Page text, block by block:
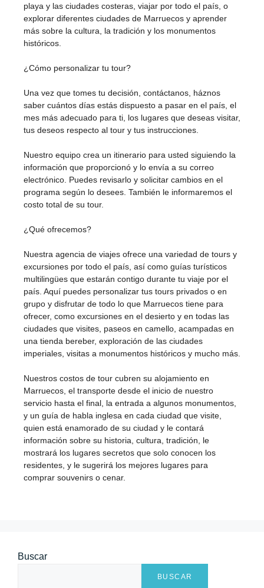
playa y las ciudades costeras, viajar por todo el país, o
explorar diferentes ciudades de Marruecos y aprender
más sobre la cultura, la tradición y los monumentos
históricos.
¿Cómo personalizar tu tour?
Una vez que tomes tu decisión, contáctanos, háznos
saber cuántos días estás dispuesto a pasar en el país, el
mes más adecuado para ti, los lugares que deseas visitar,
tus deseos respecto al tour y tus instrucciones.
Nuestro equipo crea un itinerario para usted siguiendo la
información que proporcionó y lo envía a su correo
electrónico. Puedes revisarlo y solicitar cambios en el
programa según lo desees. También le informaremos el
costo total de su tour.
¿Qué ofrecemos?
Nuestra agencia de viajes ofrece una variedad de tours y
excursiones por todo el país, así como guías turísticos
multilingües que estarán contigo durante tu viaje por el
país. Aquí puedes personalizar tus tours privados o en
grupo y disfrutar de todo lo que Marruecos tiene para
ofrecer, como excursiones en el desierto y en todas las
ciudades que visites, paseos en camello, acampadas en
una tienda bereber, exploración de las ciudades
imperiales, visitas a monumentos históricos y mucho más.
Nuestros costos de tour cubren su alojamiento en
Marruecos, el transporte desde el inicio de nuestro
servicio hasta el final, la entrada a algunos monumentos,
y un guía de habla inglesa en cada ciudad que visite,
quien está enamorado de su ciudad y le contará
información sobre su historia, cultura, tradición, le
mostrará los lugares secretos que solo conocen los
residentes, y le sugerirá los mejores lugares para
comprar souvenirs o cenar.
Buscar
BUSCAR